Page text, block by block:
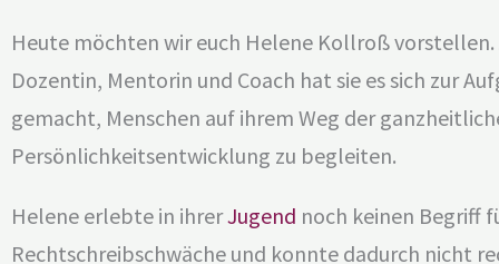
Heute möchten wir euch Helene Kollroß vorstellen.
Dozentin, Mentorin und Coach hat sie es sich zur
gemacht, Menschen auf ihrem Weg der
Persönlichkeitsentwicklung zu begleiten.
Helene erlebte in ihrerJugend noch keinen Begriff
Rechtschreibschwäche und konnte dadurch nicht